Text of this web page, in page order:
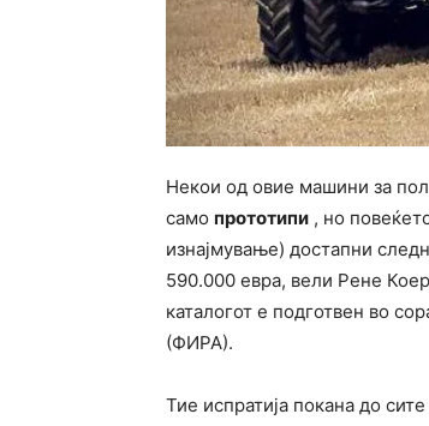
Некои од овие машини за
само прототипи , но
изнајмување) достапни
590.000 евра, вели Рене
каталогот е подготвен во
(ФИРА).
Тие испратија покана до